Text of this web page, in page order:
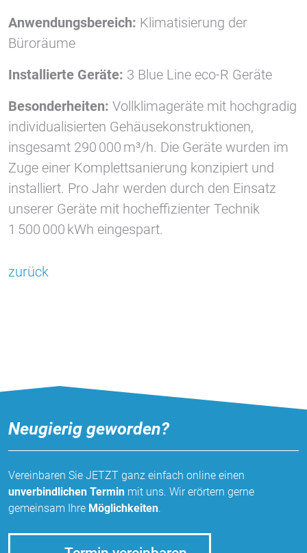
Anwendungsbereich: Klimatisierung der
Büroräume
Installierte Geräte: 3 Blue Line eco-R Geräte
Besonderheiten: Vollklimageräte mit hochgradig
individualisierten Gehäusekonstruktionen,
insgesamt 290 000 m³/h. Die Geräte wurden im
Zuge einer Komplettsanierung konzipiert und
installiert. Pro Jahr werden durch den Einsatz
unserer Geräte mit hocheffizienter Technik
1 500 000 kWh eingespart.
zurück
Neugierig geworden?
Vereinbaren Sie JETZT ganz einfach online einen
unverbindlichen Termin mit uns. Wir erörtern gerne
gemeinsam Ihre Möglichkeiten.